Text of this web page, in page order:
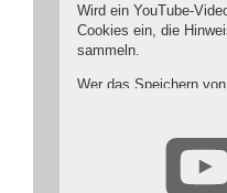
Wird ein YouTube-
Cookies ein, die
sammeln.
Wer das Speichern
Cookies rechnen
anderen Cookies nicht-